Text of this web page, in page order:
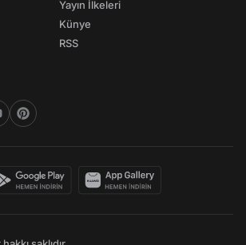
Yayın İlkeleri
Künye
RSS